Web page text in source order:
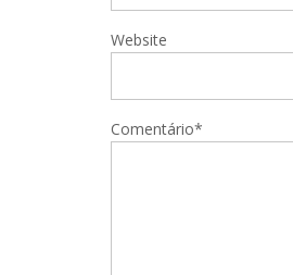
Website
Comentário*